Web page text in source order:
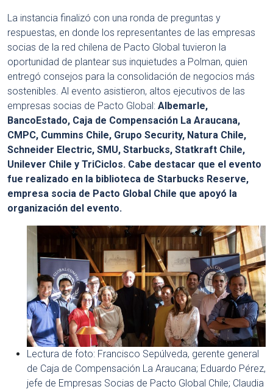
La instancia finalizó con una ronda de preguntas y
respuestas, en donde los representantes de las empresas
socias de la red chilena de Pacto Global tuvieron la
oportunidad de plantear sus inquietudes a Polman, quien
entregó consejos para la consolidación de negocios más
sostenibles. Al evento asistieron, altos ejecutivos de las
empresas socias de Pacto Global: Albemarle,
BancoEstado, Caja de Compensación La Araucana,
CMPC, Cummins Chile, Grupo Security, Natura Chile,
Schneider Electric, SMU, Starbucks, Statkraft Chile,
Unilever Chile y TriCiclos. Cabe destacar que el evento
fue realizado en la biblioteca de Starbucks Reserve,
empresa socia de Pacto Global Chile que apoyó la
organización del evento.
Lectura de foto: Francisco Sepúlveda, gerente general
de Caja de Compensación La Araucana; Eduardo Pérez,
jefe de Empresas Socias de Pacto Global Chile; Claudia